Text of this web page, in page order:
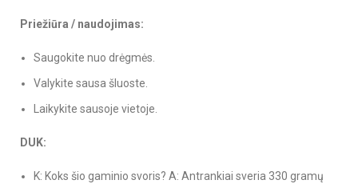
Priežiūra / naudojimas:
Saugokite nuo drėgmės.
Valykite sausa šluoste.
Laikykite sausoje vietoje.
DUK:
K: Koks šio gaminio svoris? A: Antrankiai sveria 330 gramų